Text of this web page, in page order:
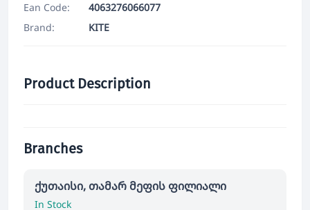
Ean Code:
4063276066077
Brand:
KITE
Product Description
Branches
ქუთაისი, თამარ მეფის ფილიალი
In Stock